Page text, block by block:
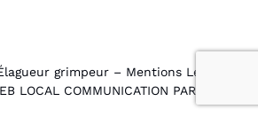
grimpeur – Mentions Légales
LOCAL COMMUNICATION PARIS